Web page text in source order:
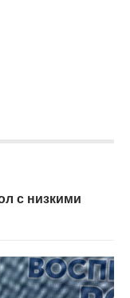
с низкими